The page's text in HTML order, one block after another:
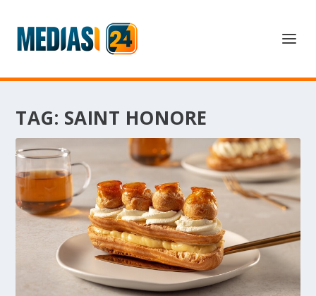
TAG: SAINT HONORE